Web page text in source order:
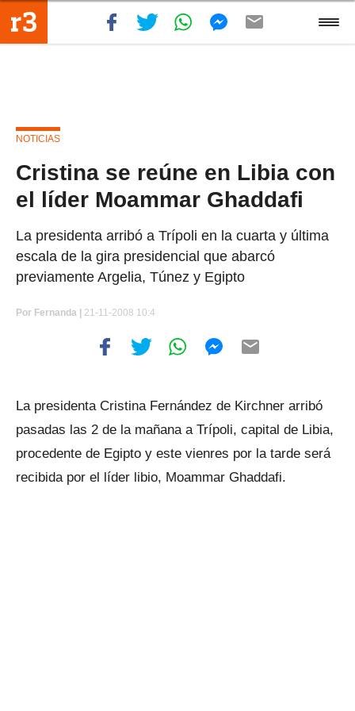
NOTICIAS
Cristina se reúne en Libia con
el líder Moammar Ghaddafi
La presidenta arribó a Trípoli en la cuarta y última
escala de la gira presidencial que abarcó
previamente Argelia, Túnez y Egipto
Por Fernanda | 21-11-2008 10:4
La presidenta Cristina Fernández de Kirchner arribó
pasadas las 2 de la mañana a Trípoli, capital de Libia,
procedente de Egipto y este vienres por la tarde será
recibida por el líder libio, Moammar Ghaddafi.